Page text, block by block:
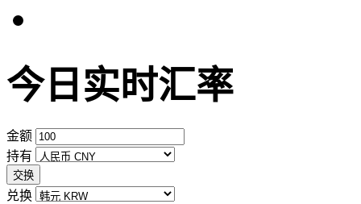
今日实时汇率
金额
持有
交换
兑换